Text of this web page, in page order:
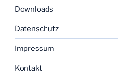
Downloads
Datenschutz
Impressum
Kontakt